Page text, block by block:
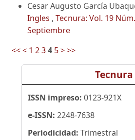
Cesar Augusto García
Ingles , Tecnura: Vol. 19
Septiembre
<<< 1 234 5>>>
Tecnura
ISSN impreso: 0123-921X
e-ISSN: 2248-7638
Periodicidad: Trimestral